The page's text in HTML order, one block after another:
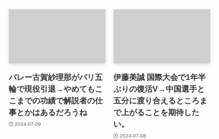
バレー古賀紗理那がパリ五
輪で現役引退→やめてもこ
こまでの功績で解説者の仕
事とかはあるだろうね
2024-07-09
伊藤美誠 国際大会で1年半
ぶりの復活V→中国選手と
五分に渡り合えるところま
で上がることを期待した
い。
2024-07-08